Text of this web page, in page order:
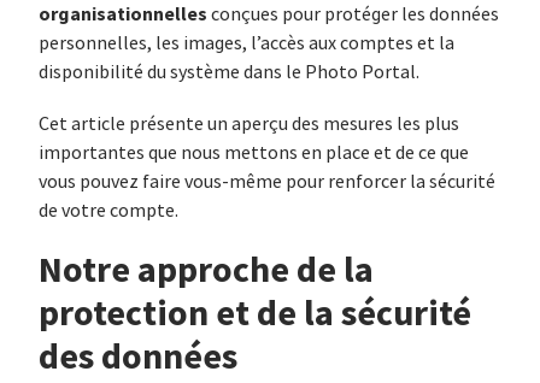
organisationnelles conçues pour protéger les données
personnelles, les images, l’accès aux comptes et la
disponibilité du système dans le Photo Portal.
Cet article présente un aperçu des mesures les plus
importantes que nous mettons en place et de ce que
vous pouvez faire vous-même pour renforcer la sécurité
de votre compte.
Notre approche de la
protection et de la sécurité
des données